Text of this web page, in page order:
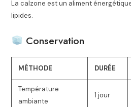
La calzone est un aliment
lipides.
Conservation
MÉTHODE DURÉE
Température
ambiante
1 jour